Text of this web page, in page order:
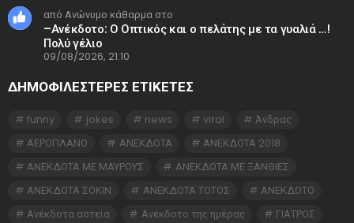
από Ανώνυμο κάθαρμα στο
–Ανέκδοτο: Ο Οπτικός και ο πελάτης με τα γυαλιά …!
Πολύ γέλιο
09/08/2026, 21:10
ΔΗΜΟΦΙΛΕΣΤΕΡΕΣ ΕΤΙΚΈΤΕΣ
funny jokes news viral
Άνδρας
ΑΕΡΟΠΛΑΝΟ
ΑΝΕΚΔΟΤΑ
ΑΝΕΚΔΟΤΑ 2018
ΑΝΕΚΔΟΤΑ ΜΕ ΜΑΥΡΟΥΣ
ΑΝΕΚΔΟΤΑ ΜΕ ΞΑΝΘΙΕΣ
ΑΝΕΚΔΟΤΑ ΣΟΚΙΝ
ΑΝΕΚΔΟΤΑ ΤΟΤΟΣ
ΑΝΕΚΔΟΤΟ
Ανέκδοτα αστεία
Ανέκδοτο της ημέρας
ΓΙΑΤΡΟΣ